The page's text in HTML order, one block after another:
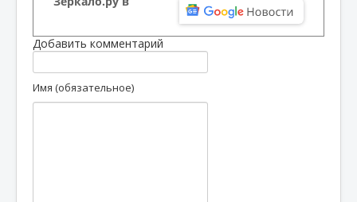
Добавить комментарий
Имя (обязательное)